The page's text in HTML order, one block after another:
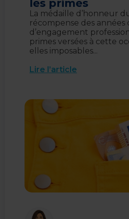
les primes
La médaille d’honneur
récompense des
d’engagement
primes versées à cette
elles imposables...
Lire l’article